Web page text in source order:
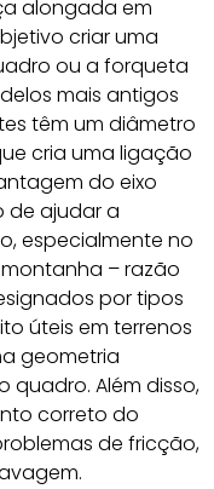
alongada em
criar uma
ou a forqueta
mais antigos
têm um diâmetro
cria uma ligação
do eixo
de ajudar a
especialmente no
– razão
por tipos
úteis em terrenos
geometria
Além disso,
correto do
de fricção,